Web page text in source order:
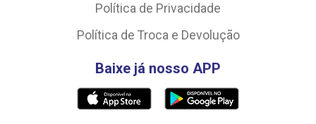
Política de Privacidade
Política de Troca e Devolução
Baixe já nosso APP